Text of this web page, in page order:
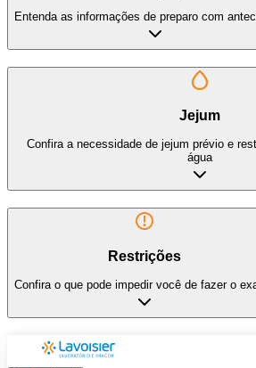
Entenda as informações de preparo com
Jejum
Confira a necessidade de jejum prévio e
água
Restrições
Confira o que pode impedir você de fazer o